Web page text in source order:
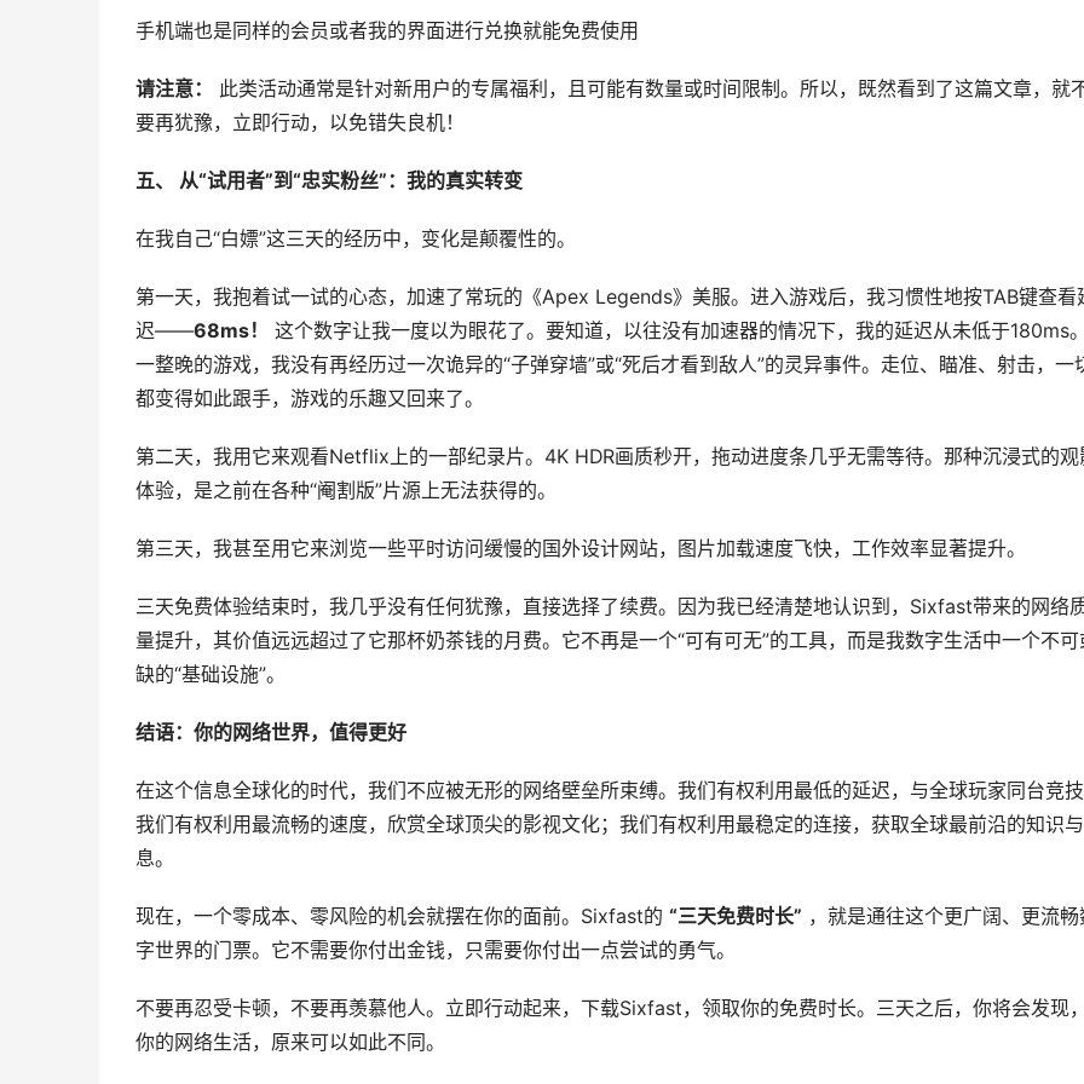
手机端也是同样的会员或者我的界面进行兑换就能免费使用
请注意：
此类活动通常是针对新用户的专属福利，且可能有数量或时间限制。所以，既然看到了这篇文章，就
要再犹豫，立即行动，以免错失良机！
五、 从“试用者”到“忠实粉丝”：我的真实转变
在我自己“白嫖”这三天的经历中，变化是颠覆性的。
第一天，我抱着试一试的心态，加速了常玩的《Apex Legends》美服。进入游戏后，我习惯性地按TAB键查看
迟——68ms！
这个数字让我一度以为眼花了。要知道，以往没有加速器的情况下，我的延迟从未低于180ms。
一整晚的游戏，我没有再经历过一次诡异的“子弹穿墙”或“死后才看到敌人”的灵异事件。走位、瞄准、射击，一
都变得如此跟手，游戏的乐趣又回来了。
第二天，我用它来观看Netflix上的一部纪录片。4K HDR画质秒开，拖动进度条几乎无需等待。那种沉浸式的观
体验，是之前在各种“阉割版”片源上无法获得的。
第三天，我甚至用它来浏览一些平时访问缓慢的国外设计网站，图片加载速度飞快，工作效率显著提升。
三天免费体验结束时，我几乎没有任何犹豫，直接选择了续费。因为我已经清楚地认识到，Sixfast带来的网络
量提升，其价值远远超过了它那杯奶茶钱的月费。它不再是一个“可有可无”的工具，而是我数字生活中一个不可
缺的“基础设施”。
结语：你的网络世界，值得更好
在这个信息全球化的时代，我们不应被无形的网络壁垒所束缚。我们有权利用最低的延迟，与全球玩家同台竞技
我们有权利用最流畅的速度，欣赏全球顶尖的影视文化；我们有权利用最稳定的连接，获取全球最前沿的知识
息。
现在，一个零成本、零风险的机会就摆在你的面前。Sixfast的 “三天免费时长” ，就是通往这个更广阔、更流畅
字世界的门票。它不需要你付出金钱，只需要你付出一点尝试的勇气。
不要再忍受卡顿，不要再羡慕他人。立即行动起来，下载Sixfast，领取你的免费时长。三天之后，你将会发现，
你的网络生活，原来可以如此不同。